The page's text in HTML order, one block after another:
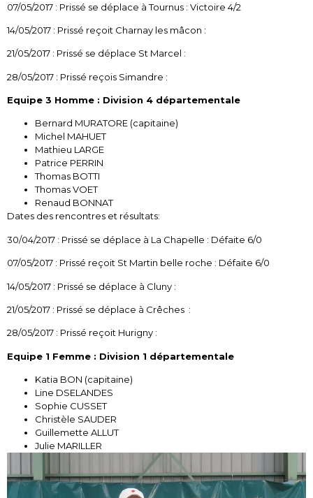
07/05/2017 : Prissé se déplace à Tournus : Victoire 4/2
14/05/2017 : Prissé reçoit Charnay les mâcon :
21/05/2017 : Prissé se déplace St Marcel :
28/05/2017 : Prissé reçois Simandre :
Equipe 3 Homme : Division 4 départementale
Bernard MURATORE (capitaine)
Michel MAHUET
Mathieu LARGE
Patrice PERRIN
Thomas BOTTI
Thomas VOET
Renaud BONNAT
Dates des rencontres et résultats:
30/04/2017 : Prissé se déplace à La Chapelle : Défaite 6/0
07/05/2017 : Prissé reçoit St Martin belle roche : Défaite 6/0
14/05/2017 : Prissé se déplace à Cluny :
21/05/2017 : Prissé se déplace à Crêches :
28/05/2017 : Prissé reçoit Hurigny :
Equipe 1 Femme : Division 1 départementale
Katia BON (capitaine)
Line DSELANDES
Sophie CUSSET
Christèle SAUDER
Guillemette ALLUT
Julie MARILLER